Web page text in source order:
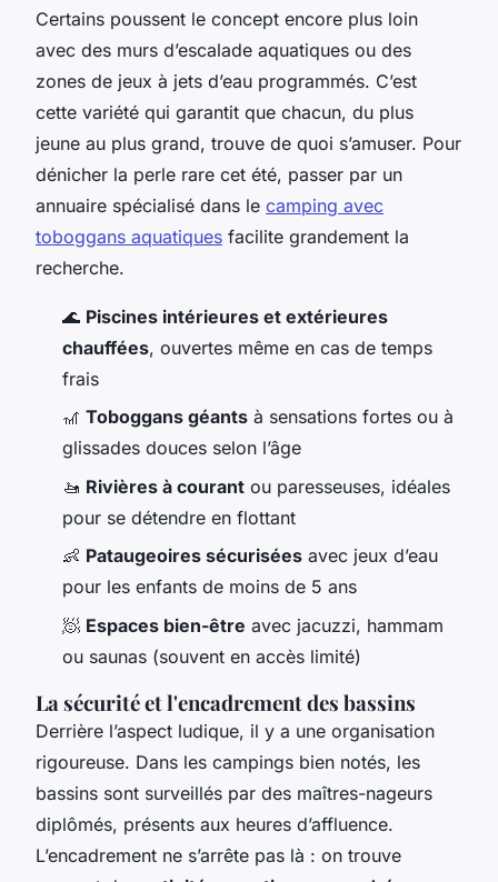
Certains poussent le concept encore plus loin
avec des murs d’escalade aquatiques ou des
zones de jeux à jets d’eau programmés. C’est
cette variété qui garantit que chacun, du plus
jeune au plus grand, trouve de quoi s’amuser. Pour
dénicher la perle rare cet été, passer par un
annuaire spécialisé dans le camping avec
toboggans aquatiques facilite grandement la
recherche.
🌊 Piscines intérieures et extérieures
chauffées, ouvertes même en cas de temps
frais
🎢 Toboggans géants à sensations fortes ou à
glissades douces selon l’âge
🚤 Rivières à courant ou paresseuses, idéales
pour se détendre en flottant
👶 Pataugeoires sécurisées avec jeux d’eau
pour les enfants de moins de 5 ans
🧖 Espaces bien-être avec jacuzzi, hammam
ou saunas (souvent en accès limité)
La sécurité et l'encadrement des bassins
Derrière l’aspect ludique, il y a une organisation
rigoureuse. Dans les campings bien notés, les
bassins sont surveillés par des maîtres-nageurs
diplômés, présents aux heures d’affluence.
L’encadrement ne s’arrête pas là : on trouve